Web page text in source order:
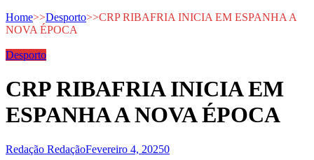
Home>>Desporto>>CRP RIBAFRIA INICIA EM ESPANHA A
NOVA ÉPOCA
Desporto
CRP RIBAFRIA INICIA EM
ESPANHA A NOVA ÉPOCA
Redação RedaçãoFevereiro 4, 20250